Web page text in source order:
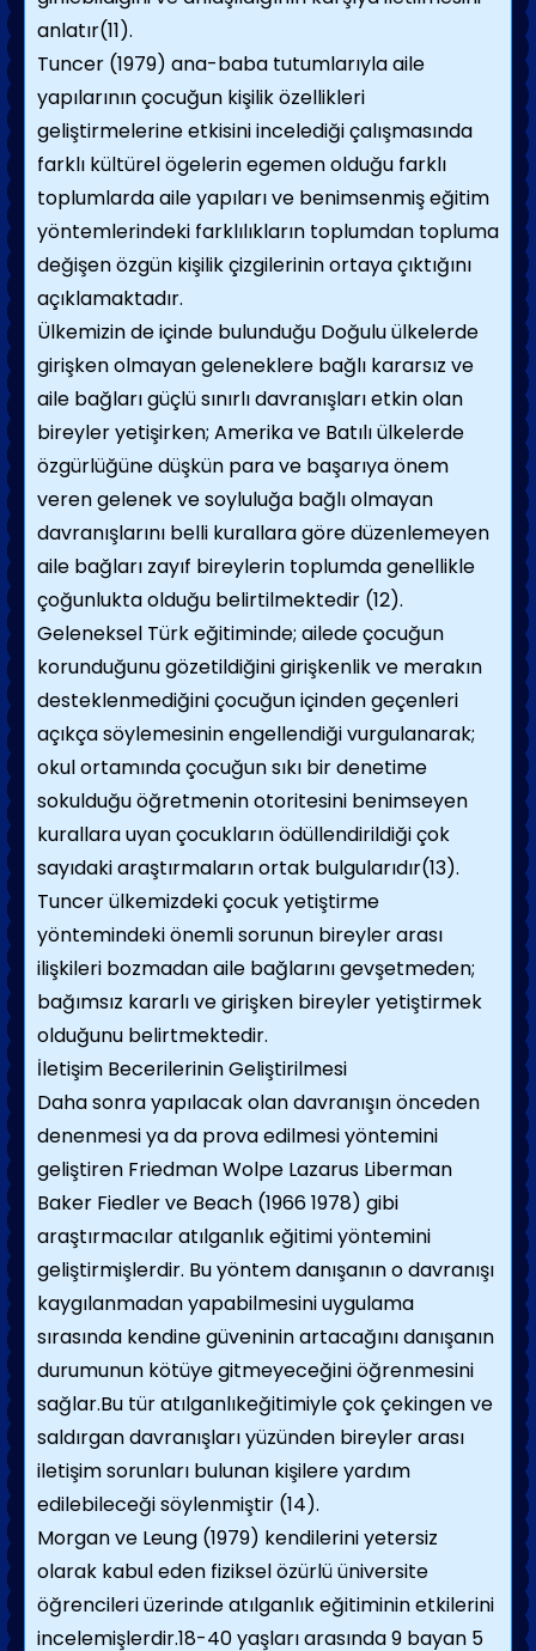
anlatır(11).
Tuncer (1979) ana-baba tutumlarıyla aile
yapılarının çocuğun kişilik özellikleri
geliştirmelerine etkisini incelediği çalışmasında
farklı kültürel ögelerin egemen olduğu farklı
toplumlarda aile yapıları ve benimsenmiş eğitim
yöntemlerindeki farklılıkların toplumdan topluma
değişen özgün kişilik çizgilerinin ortaya çıktığını
açıklamaktadır.
Ülkemizin de içinde bulunduğu Doğulu ülkelerde
girişken olmayan geleneklere bağlı kararsız ve
aile bağları güçlü sınırlı davranışları etkin olan
bireyler yetişirken; Amerika ve Batılı ülkelerde
özgürlüğüne düşkün para ve başarıya önem
veren gelenek ve soyluluğa bağlı olmayan
davranışlarını belli kurallara göre düzenlemeyen
aile bağları zayıf bireylerin toplumda genellikle
çoğunlukta olduğu belirtilmektedir (12).
Geleneksel Türk eğitiminde; ailede çocuğun
korunduğunu gözetildiğini girişkenlik ve merakın
desteklenmediğini çocuğun içinden geçenleri
açıkça söylemesinin engellendiği vurgulanarak;
okul ortamında çocuğun sıkı bir denetime
sokulduğu öğretmenin otoritesini benimseyen
kurallara uyan çocukların ödüllendirildiği çok
sayıdaki araştırmaların ortak bulgularıdır(13).
Tuncer ülkemizdeki çocuk yetiştirme
yöntemindeki önemli sorunun bireyler arası
ilişkileri bozmadan aile bağlarını gevşetmeden;
bağımsız kararlı ve girişken bireyler yetiştirmek
olduğunu belirtmektedir.
İletişim Becerilerinin Geliştirilmesi
Daha sonra yapılacak olan davranışın önceden
denenmesi ya da prova edilmesi yöntemini
geliştiren Friedman Wolpe Lazarus Liberman
Baker Fiedler ve Beach (1966 1978) gibi
araştırmacılar atılganlık eğitimi yöntemini
geliştirmişlerdir. Bu yöntem danışanın o davranışı
kaygılanmadan yapabilmesini uygulama
sırasında kendine güveninin artacağını danışanın
durumunun kötüye gitmeyeceğini öğrenmesini
sağlar.Bu tür atılganlıkeğitimiyle çok çekingen ve
saldırgan davranışları yüzünden bireyler arası
iletişim sorunları bulunan kişilere yardım
edilebileceği söylenmiştir (14).
Morgan ve Leung (1979) kendilerini yetersiz
olarak kabul eden fiziksel özürlü üniversite
öğrencileri üzerinde atılganlık eğitiminin etkilerini
incelemişlerdir.18-40 yaşları arasında 9 bayan 5